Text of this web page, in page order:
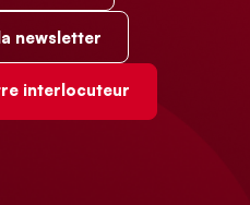
newsletter
interlocuteur